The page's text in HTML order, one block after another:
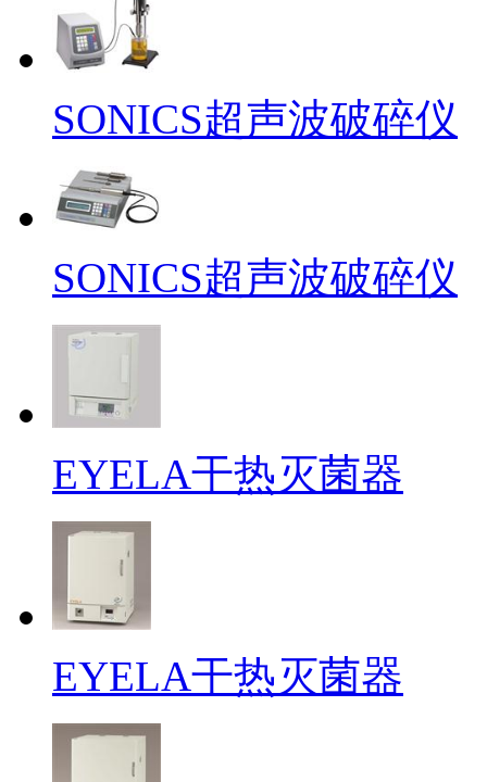
SONICS超声波破碎仪
SONICS超声波破碎仪
EYELA干热灭菌器
EYELA干热灭菌器